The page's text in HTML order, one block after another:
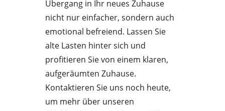
Übergang in Ihr neues Zuhause
nicht nur einfacher, sondern auch
emotional befreiend. Lassen Sie
alte Lasten hinter sich und
profitieren Sie von einem klaren,
aufgeräumten Zuhause.
Kontaktieren Sie uns noch heute,
um mehr über unseren